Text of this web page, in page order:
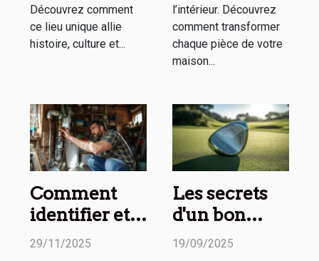
Découvrez comment
ce lieu unique allie
histoire, culture et...
l’intérieur. Découvrez
comment transformer
chaque pièce de votre
maison...
Comment
identifier et
résoudre les
29/11/2025
Les secrets
d'un bon
wedge
19/09/2025